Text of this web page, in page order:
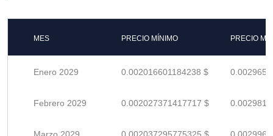
MES PRECIO MÍNIMO PRECIO
Enero 2029 0.002016601184238 $
Febrero 2029 0.002027371417717 $